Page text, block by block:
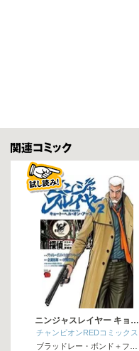
関連コミックス
ニンジャスレイヤー キョ…
チャンピオンREDコミックス
ブラッドレー・ボンド＋フ…